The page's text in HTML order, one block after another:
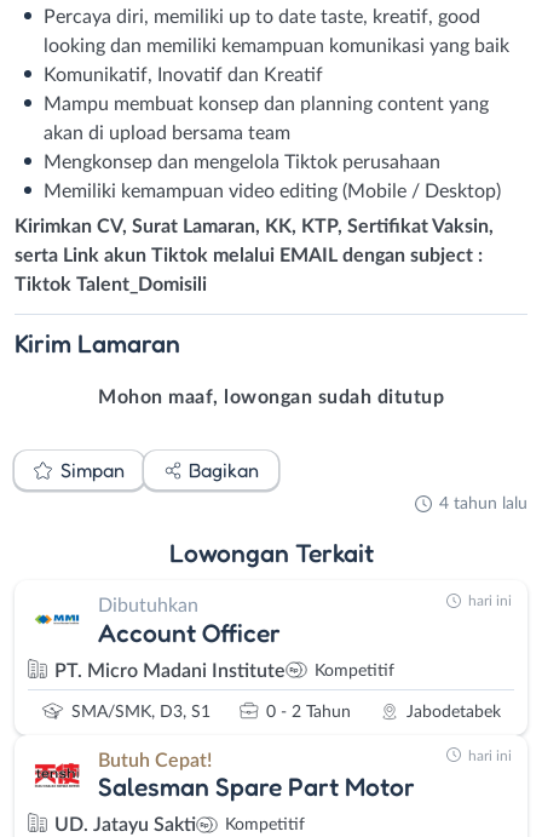
Percaya diri, memiliki up to date taste, kreatif, good
looking dan memiliki kemampuan komunikasi yang baik
Komunikatif, Inovatif dan Kreatif
Mampu membuat konsep dan planning content yang
akan di upload bersama team
Mengkonsep dan mengelola Tiktok perusahaan
Memiliki kemampuan video editing (Mobile / Desktop)
Kirimkan CV, Surat Lamaran, KK, KTP, Sertifikat Vaksin,
serta Link akun Tiktok melalui EMAIL dengan subject :
Tiktok Talent_Domisili
Kirim Lamaran
Mohon maaf, lowongan sudah ditutup
Simpan Bagikan
4 tahun lalu
Lowongan Terkait
Dibutuhkan
Account Officer
PT. Micro Madani Institute Kompetitif
SMA/SMK, D3, S1 0 - 2 Tahun Jabodetabek
hari ini
Butuh Cepat!
Salesman Spare Part Motor
UD. Jatayu Sakti Kompetitif
hari ini